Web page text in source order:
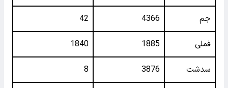
جم 4366
42
فملی 1885
1840
سدشت 3876
8